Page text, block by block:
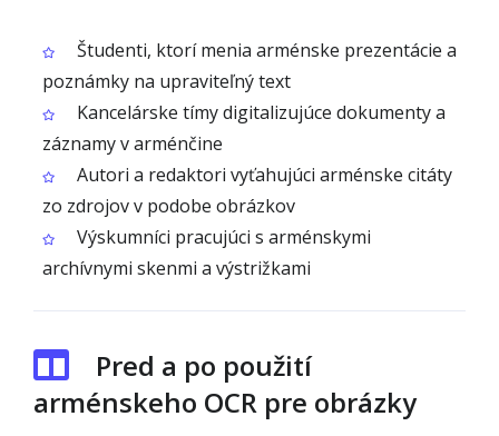
Študenti, ktorí menia arménske prezentácie a
poznámky na upraviteľný text
Kancelárske tímy digitalizujúce dokumenty a
záznamy v arménčine
Autori a redaktori vyťahujúci arménske citáty
zo zdrojov v podobe obrázkov
Výskumníci pracujúci s arménskymi
archívnymi skenmi a výstrižkami
Pred a po použití
arménskeho OCR pre obrázky